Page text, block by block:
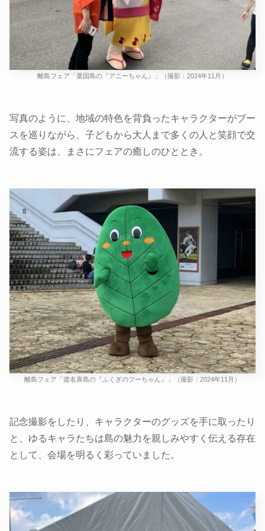
離島フェア「粟国島の『アニーちゃん』」（撮影：2024年11月）
写真のように、地域の特色を背負ったキャラクターがブー
スを巡りながら、子どもから大人まで多くの人と笑顔で交
流する姿は、まさにフェアの癒しのひととき。
離島フェア「渡名喜島の『ふくぎのフーちゃん』」（撮影：2024年11月）
記念撮影をしたり、キャラクターのグッズを手に取ったり
と、ゆるキャラたちは島の魅力を親しみやすく伝える存在
として、会場を明るく彩っていました。